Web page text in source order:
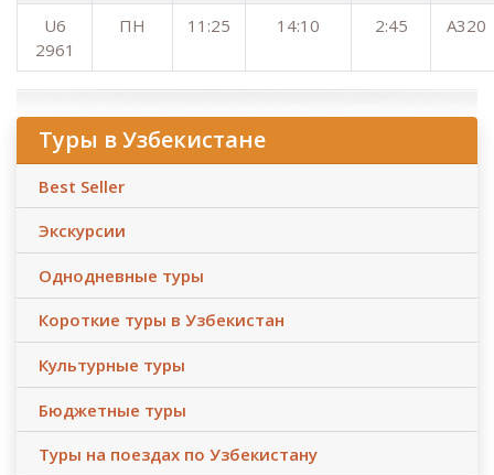
U6
2961
ПН 11:25 14:10 2:45 A320
Туры в Узбекистане
Best Seller
Экскурсии
Однодневные туры
Короткие туры в Узбекистан
Культурные туры
Бюджетные туры
Туры на поездах по Узбекистану